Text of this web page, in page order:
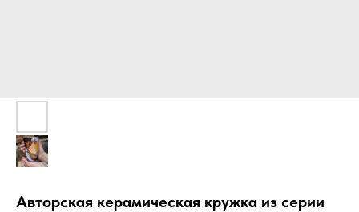
Авторская керамическая кружка из серии